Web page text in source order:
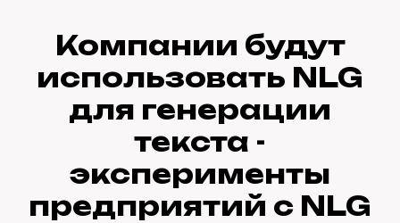
Компании будут
использовать NLG
для генерации
текста -
эксперименты
предприятий с NLG